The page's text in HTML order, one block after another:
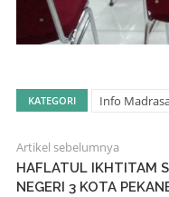
KATEGORI Info
Artikel sebelumnya
HAFLATUL IKHTITAM
NEGERI 3 KOTA